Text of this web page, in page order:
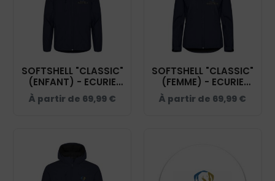
SOFTSHELL "CLASSIC"
(ENFANT) - ECURIE
DIDIER ROTH - NAVY
- 0200909
À partir de 69,99 €
SOFTSHELL "CLASSIC"
(FEMME) - ECURIE
DIDIER ROTH - NAVY
- 0200917
À partir de 69,99 €